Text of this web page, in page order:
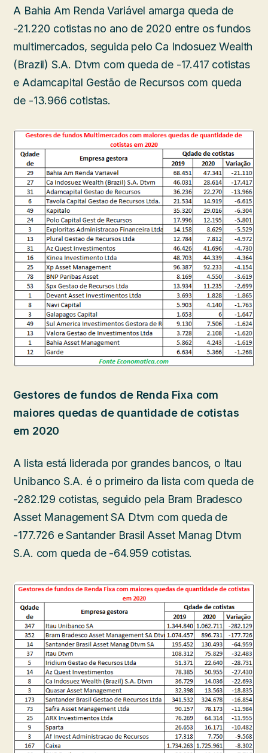
A Bahia Am Renda Variável amarga queda de
-21.220 cotistas no ano de 2020 entre os fundos
multimercados, seguida pelo Ca Indosuez Wealth
(Brazil) S.A. Dtvm com queda de -17.417 cotistas
e Adamcapital Gestão de Recursos com queda
de -13.966 cotistas.
Gestores de fundos de Renda Fixa com
maiores quedas de quantidade de cotistas
em 2020
A lista está liderada por grandes bancos, o Itau
Unibanco S.A. é o primeiro da lista com queda de
-282.129 cotistas, seguido pela Bram Bradesco
Asset Management SA Dtvm com queda de
-177.726 e Santander Brasil Asset Manag Dtvm
S.A. com queda de -64.959 cotistas.